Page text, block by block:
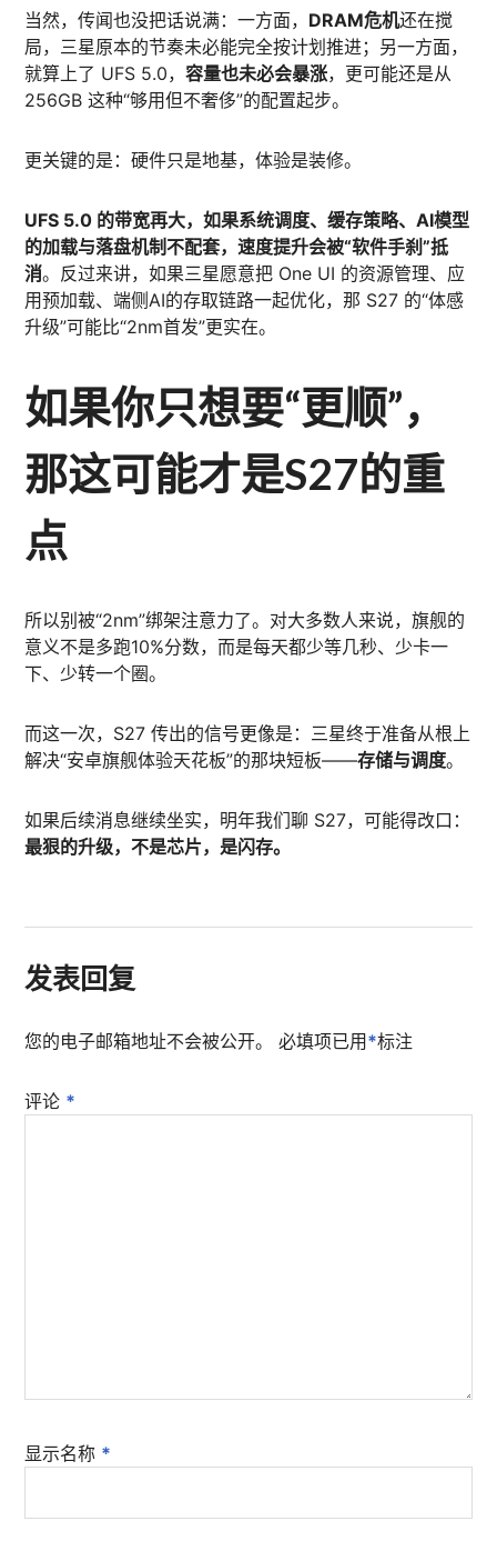
当然，传闻也没把话说满：一方面， DRAM危机还在搅
局，三星原本的节奏未必能完全按计划推进；另一方面，
就算上了 UFS 5.0，容量也未必会暴涨，更可能还是从
256GB 这种“够用但不奢侈”的配置起步。
更关键的是：硬件只是地基，体验是装修。
UFS 5.0 的带宽再大，如果系统调度、缓存策略、AI模型
的加载与落盘机制不配套，速度提升会被“软件手刹”抵
消。反过来讲，如果三星愿意把 One UI 的资源管理、应
用预加载、端侧AI的存取链路一起优化，那 S27 的“体感
升级”可能比“2nm首发”更实在。
如果你只想要“更顺”，
那这可能才是S27的重
点
所以别被“2nm”绑架注意力了。对大多数人来说，旗舰的
意义不是多跑10%分数，而是每天都少等几秒、少卡一
下、少转一个圈。
而这一次，S27 传出的信号更像是：三星终于准备从根上
解决“安卓旗舰体验天花板”的那块短板——存储与调度。
如果后续消息继续坐实，明年我们聊 S27，可能得改口：
最狠的升级，不是芯片，是闪存。
发表回复
您的电子邮箱地址不会被公开。 必填项已用*标注
评论 *
显示名称 *